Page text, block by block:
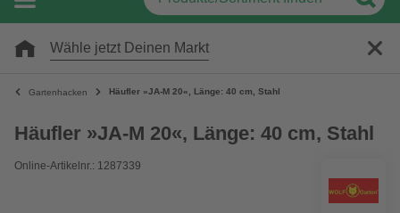
Wähle jetzt Deinen Markt
Gartenhacken Häufler »JA-M 20«, Länge: 40 cm, Stahl
Häufler »JA-M 20«, Länge: 40 cm, Stahl
Online-Artikelnr.: 1287339